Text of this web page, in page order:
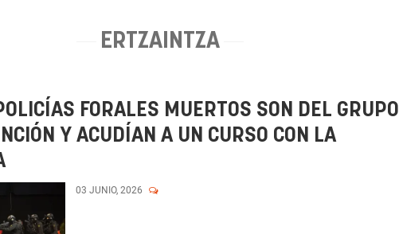
ERTZAINTZA
FORALES MUERTOS SON DEL GRUPO
Y ACUDÍAN A UN CURSO CON LA
03 JUNIO, 2026